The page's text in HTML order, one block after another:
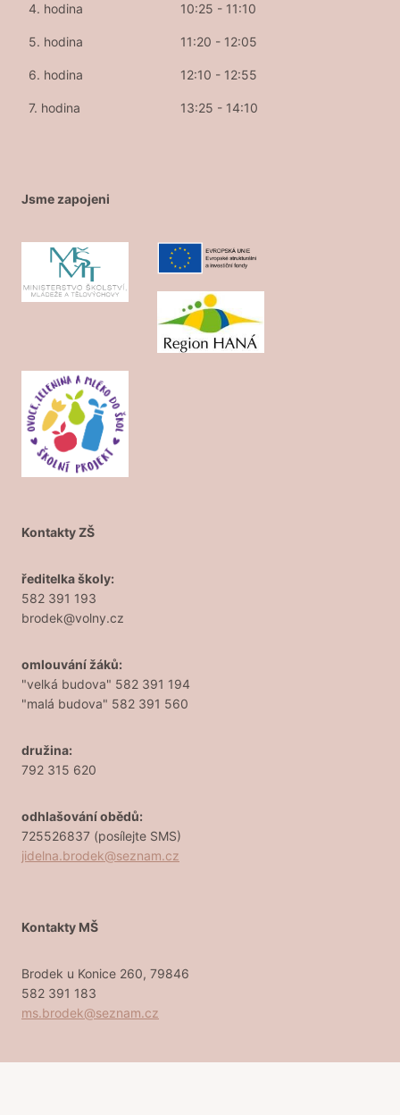
4. hodina 10:25 - 11:10
5. hodina 11:20 - 12:05
6. hodina 12:10 - 12:55
7. hodina 13:25 - 14:10
Jsme zapojeni
Kontakty ZŠ
ředitelka školy:
582 391 193
brodek@volny.cz
omlouvání žáků:
"velká budova" 582 391 194
"malá budova" 582 391 560
družina:
792 315 620
odhlašování obědů:
725526837 (posílejte SMS)
jidelna.brodek@seznam.cz
Kontakty MŠ
Brodek u Konice 260, 79846
582 391 183
ms.brodek@seznam.cz